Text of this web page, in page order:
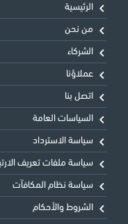
الرئيسية
من نحن
الشركاء
عملاؤنا
اتصل بنا
السياسات العامة
سياسة الاسترداد
سياسة ملفات تعريف
سياسة نظام المكافآت
الشروط والأحكام